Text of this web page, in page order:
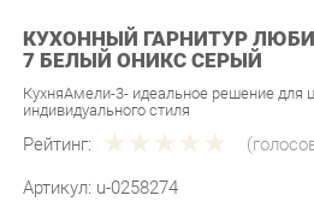
КУХОННЫЙ ГАРНИТУР
7 БЕЛЫЙ ОНИКС СЕРЫЙ
КухняАмели-3- идеальное решение для
Рейтинг:
Артикул: u-0258274